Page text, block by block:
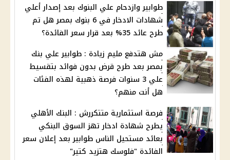
طوابير وازدحام علي البنوك بعد إصدار أعلي
شهادات الادخار في 6 بنوك بمصر هل تم
طرح عائد 35% بعد قرار سعر الفائدة؟
مش هتدفع مليم زيادة : طوابير علي بنك
بمصر بعد طرح قرض بدون فوائد بتقسيط
علي 3 سنوات فرصة ذهبية لهذه الفئات
هل أنت منهم؟
فرصة استثمارية متتكررش : البنك الأهلي
يطرح شهادة ادخار تهز السوق البنكي
بعائد مستحيل الناس طوابير بعد إعلان سعر
الفائدة "فلوسك هتزيد كتير"